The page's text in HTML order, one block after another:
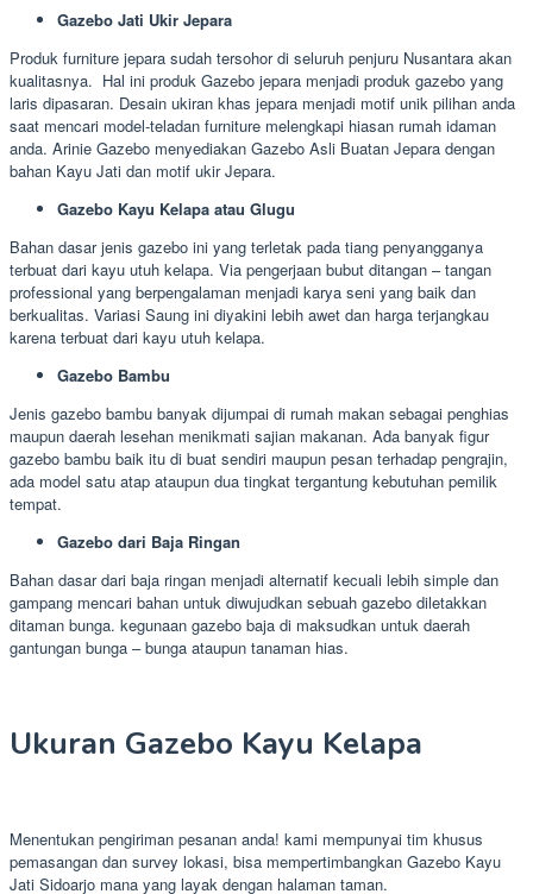
Gazebo Jati Ukir Jepara
Produk furniture jepara sudah tersohor di seluruh penjuru Nusantara akan
kualitasnya. Hal ini produk Gazebo jepara menjadi produk gazebo yang
laris dipasaran. Desain ukiran khas jepara menjadi motif unik pilihan anda
saat mencari model-teladan furniture melengkapi hiasan rumah idaman
anda. Arinie Gazebo menyediakan Gazebo Asli Buatan Jepara dengan
bahan Kayu Jati dan motif ukir Jepara.
Gazebo Kayu Kelapa atau Glugu
Bahan dasar jenis gazebo ini yang terletak pada tiang penyangganya
terbuat dari kayu utuh kelapa. Via pengerjaan bubut ditangan – tangan
professional yang berpengalaman menjadi karya seni yang baik dan
berkualitas. Variasi Saung ini diyakini lebih awet dan harga terjangkau
karena terbuat dari kayu utuh kelapa.
Gazebo Bambu
Jenis gazebo bambu banyak dijumpai di rumah makan sebagai penghias
maupun daerah lesehan menikmati sajian makanan. Ada banyak figur
gazebo bambu baik itu di buat sendiri maupun pesan terhadap pengrajin,
ada model satu atap ataupun dua tingkat tergantung kebutuhan pemilik
tempat.
Gazebo dari Baja Ringan
Bahan dasar dari baja ringan menjadi alternatif kecuali lebih simple dan
gampang mencari bahan untuk diwujudkan sebuah gazebo diletakkan
ditaman bunga. kegunaan gazebo baja di maksudkan untuk daerah
gantungan bunga – bunga ataupun tanaman hias.
Ukuran Gazebo Kayu Kelapa
Menentukan pengiriman pesanan anda! kami mempunyai tim khusus
pemasangan dan survey lokasi, bisa mempertimbangkan Gazebo Kayu
Jati Sidoarjo mana yang layak dengan halaman taman.